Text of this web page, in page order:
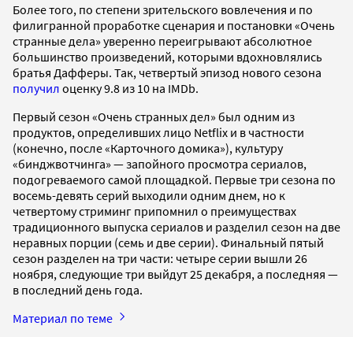
Более того, по степени зрительского вовлечения и по
филигранной проработке сценария и постановки «Очень
странные дела» уверенно переигрывают абсолютное
большинство произведений, которыми вдохновлялись
братья Дафферы. Так, четвертый эпизод нового сезона
получил оценку 9.8 из 10 на IMDb.
Первый сезон «Очень странных дел» был одним из
продуктов, определивших лицо Netflix и в частности
(конечно, после «Карточного домика»), культуру
«бинджвотчинга» — запойного просмотра сериалов,
подогреваемого самой площадкой. Первые три сезона по
восемь-девять серий выходили одним днем, но к
четвертому стриминг припомнил о преимуществах
традиционного выпуска сериалов и разделил сезон на две
неравных порции (семь и две серии). Финальный пятый
сезон разделен на три части: четыре серии вышли 26
ноября, следующие три выйдут 25 декабря, а последняя —
в последний день года.
Материал по теме